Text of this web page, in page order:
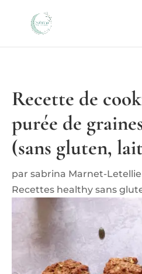
Recette de
purée de
(sans gluten,
par sabrina Marnet-
Recettes healthy sans